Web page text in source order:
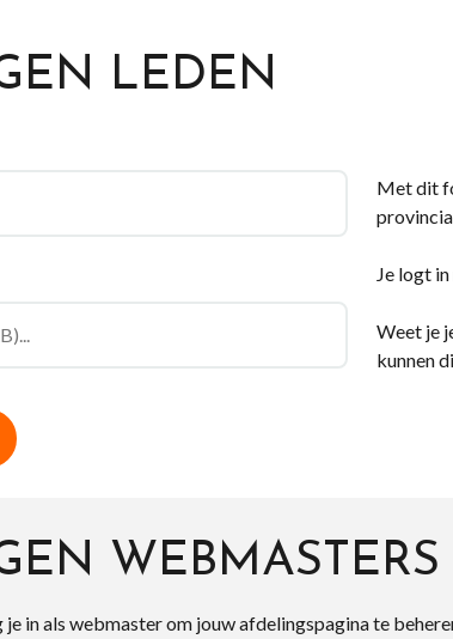
LEDEN
Met dit
Je logt
Weet je
kunnen
WEBMASTERS
in als webmaster om jouw afdelingspagina te